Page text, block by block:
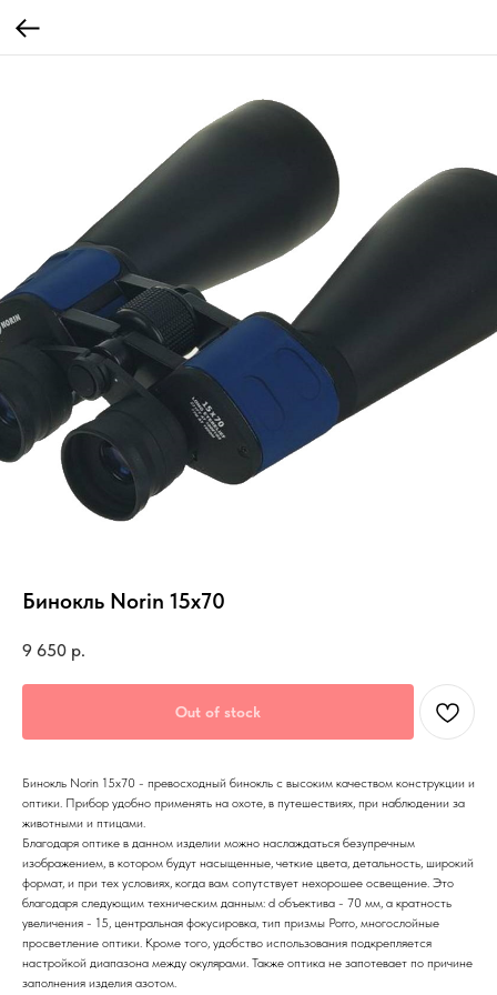
Бинокль Norin 15x70
9 650 р.
Out of stock
Бинокль Norin 15x70 - превосходный бинокль с высоким качеством конструкции и
оптики. Прибор удобно применять на охоте, в путешествиях, при наблюдении за
животными и птицами.
Благодаря оптике в данном изделии можно наслаждаться безупречным
изображением, в котором будут насыщенные, четкие цвета, детальность, широкий
формат, и при тех условиях, когда вам сопутствует нехорошее освещение. Это
благодаря следующим техническим данным: d объектива - 70 мм, а кратность
увеличения - 15, центральная фокусировка, тип призмы Porro, многослойные
просветление оптики. Кроме того, удобство использования подкрепляется
настройкой диапазона между окулярами. Также оптика не запотевает по причине
заполнения изделия азотом.